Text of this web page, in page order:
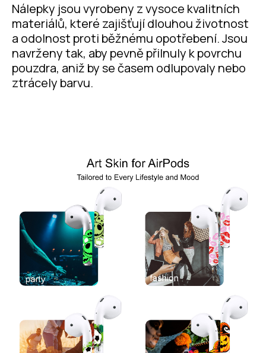
Nálepky jsou vyrobeny z vysoce kvalitních
materiálů, které zajišťují dlouhou životnost
a odolnost proti běžnému opotřebení. Jsou
navrženy tak, aby pevně přilnuly k povrchu
pouzdra, aniž by se časem odlupovaly nebo
ztrácely barvu.